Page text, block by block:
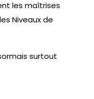
les maîtrises
Niveaux de
surtout